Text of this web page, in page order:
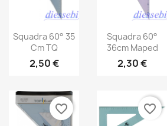
Squadra 60° 35
Cm TQ
2,50 €
Squadra 60°
36cm Maped
2,30 €
favorite_border favorite_border